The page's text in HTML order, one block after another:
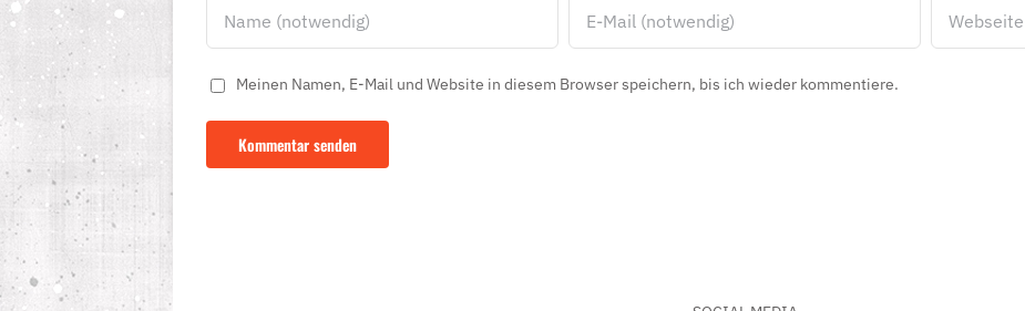
Meinen Namen, E-Mail und Website in diesem Browser speichern, bis ich wieder kommentiere.